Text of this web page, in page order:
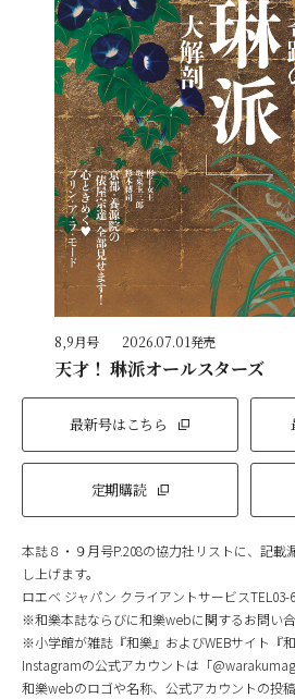
8,9月号 2026.07.01発売
天才！ 琳派オールスターズ
最新号はこちら
定期購読
本誌８・９月号P.208の協力社リストに、記載
し上げます。
ロエベ ジャパン クライアントサービスTEL03-
※和樂本誌ならびに和樂webに関するお問い
※小学館が雑誌『和樂』およびWEBサイト『
Instagramの公式アカウントは「
和樂webのロゴや名称、公式アカウントの投